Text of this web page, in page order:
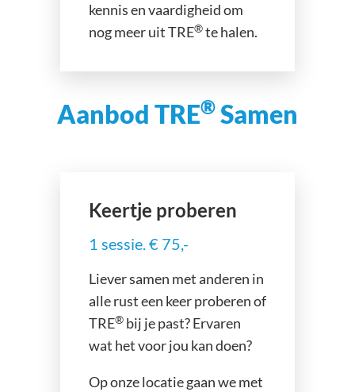
kennis en vaardigheid om
nog meer uit TRE®te halen.
Aanbod TRE® Samen
Keertje proberen
1 sessie. € 75,-
Liever samen met anderen in
alle rust een keer proberen of
TRE® bij je past? Ervaren
wat het voor jou kan doen?
Op onze locatie gaan we met